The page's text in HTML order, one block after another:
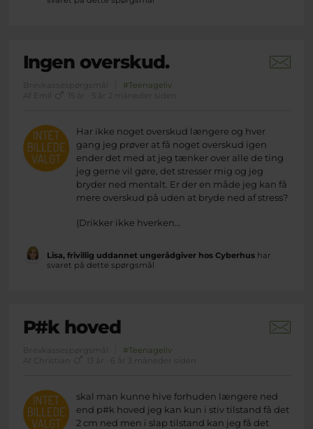
Ingen overskud.
Brevkassespørgsmål
#Teenageliv
Af Emil
15 år · 5 år 2 måneder siden
Har ikke noget overskud længere og hver
gang jeg prøver at få noget overskud igen
ender det med at jeg tænker over alle de ting
jeg gerne vil gøre, det stresser mig og jeg
bryder ned mentalt. Er der en måde jeg kan få
mere overskud på uden at bryde ned af stress?
(Drikker ikke hverken...
Lisa, frivillig uddannet ungerådgiver hos Cyberhushar
svaret på dette spørgsmål
P#k hoved
Brevkassespørgsmål
#Teenageliv
Af Christian
skal man kunne hive forhuden længere ned
end p#k hoved jeg kan kun i stiv tilstand få det
2 cm ned men i slap tilstand kan jeg få det